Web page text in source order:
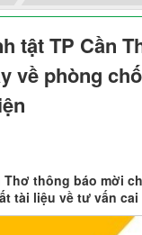
tật TP Cần
về phòng
Thơ thông báo mời
tài liệu về tư vấn cai